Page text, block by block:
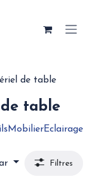
de table
table
MobilierEclairage
Filtres